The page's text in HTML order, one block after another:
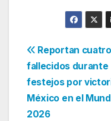
de
entradas
Reportan cuatro
fallecidos durante
festejos por
México en el
2026